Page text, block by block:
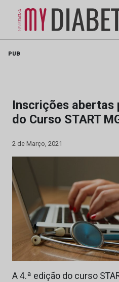
PUB
Inscrições abertas
do Curso START
2 de Março, 2021
A 4.ª edição do curso